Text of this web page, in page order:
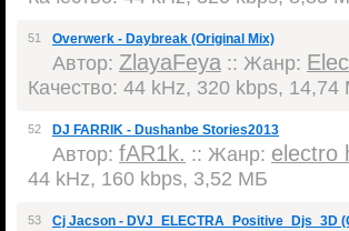
51 Overwerk - Daybreak (Original Mix)
Автор: ZlayaFeya :: Жанр:
Качество: 44 kHz, 320 kbps,
52 DJ FARRIK - Dushanbe Stories2013
Автор: fAR1k. :: Жанр: electro
44 kHz, 160 kbps, 3,52 МБ
53 Cj Jacson - DVJ_ELECTRA_Positive_Djs_3D